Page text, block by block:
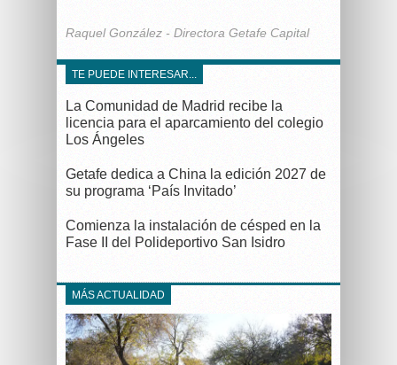
Raquel González - Directora Getafe Capital
TE PUEDE INTERESAR...
La Comunidad de Madrid recibe la
licencia para el aparcamiento del colegio
Los Ángeles
Getafe dedica a China la edición 2027 de
su programa ‘País Invitado’
Comienza la instalación de césped en la
Fase II del Polideportivo San Isidro
MÁS ACTUALIDAD